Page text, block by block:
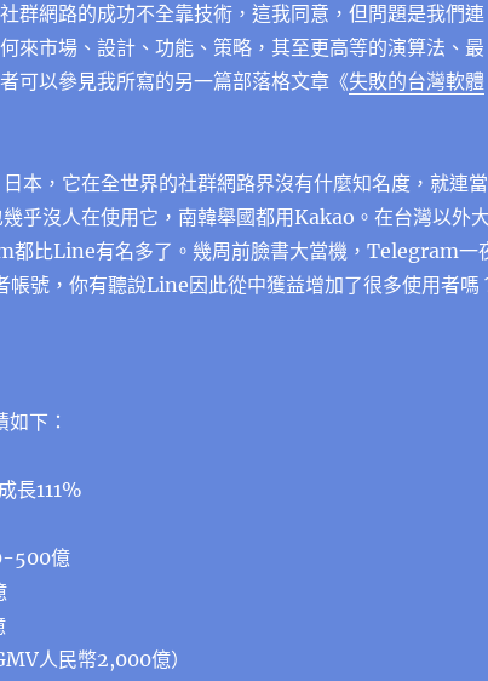
群網路的成功不全靠技術，這我同意，但問題是我們連
來市場、設計、功能、策略，其至更高等的演算法、最
可以參見我所寫的另一篇部落格文章《失敗的台灣軟體
本，它在全世界的社群網路界沒有什麼知名度，就連當
乎沒人在使用它，南韓舉國都用Kakao。在台灣以外
都比Line有名多了。幾周前臉書大當機，Telegram一
帳號，你有聽說Line因此從中獲益增加了很多使用者嗎
下：
長111%
500億
人民幣2,000億）